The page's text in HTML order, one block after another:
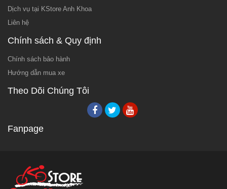
Dịch vụ tại KStore Anh Khoa
Liên hệ
Chính sách & Quy định
Chính sách bảo hành
Hướng dẫn mua xe
Theo Dõi Chúng Tôi
Fanpage